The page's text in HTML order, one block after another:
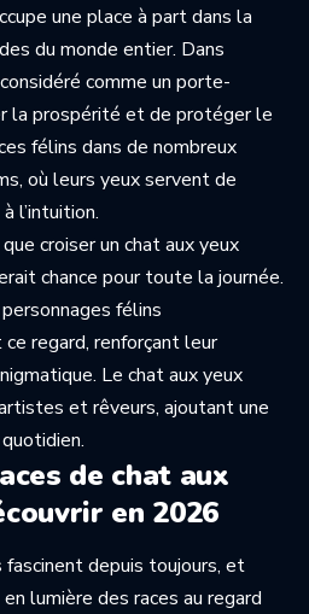
une place à part dans la
du monde entier. Dans
comme un porte-
la prospérité et de protéger le
félins dans de nombreux
où leurs yeux servent de
l’intuition.
croiser un chat aux yeux
chance pour toute la journée.
félins
regard, renforçant leur
Le chat aux yeux
et rêveurs, ajoutant une
de chat aux
en 2026
depuis toujours, et
lumière des races au regard